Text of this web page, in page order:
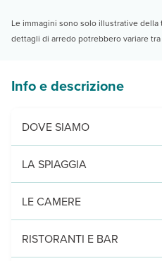
Le immagini sono solo illustrative
dettagli di arredo potrebbero variare
Info e descrizione
DOVE SIAMO
Naoussa, fronte mare, 50 m
LA SPIAGGIA
a 50 m, mista di sabbia e
LE CAMERE
40 camere rinnovate disposte
RISTORANTI E BAR